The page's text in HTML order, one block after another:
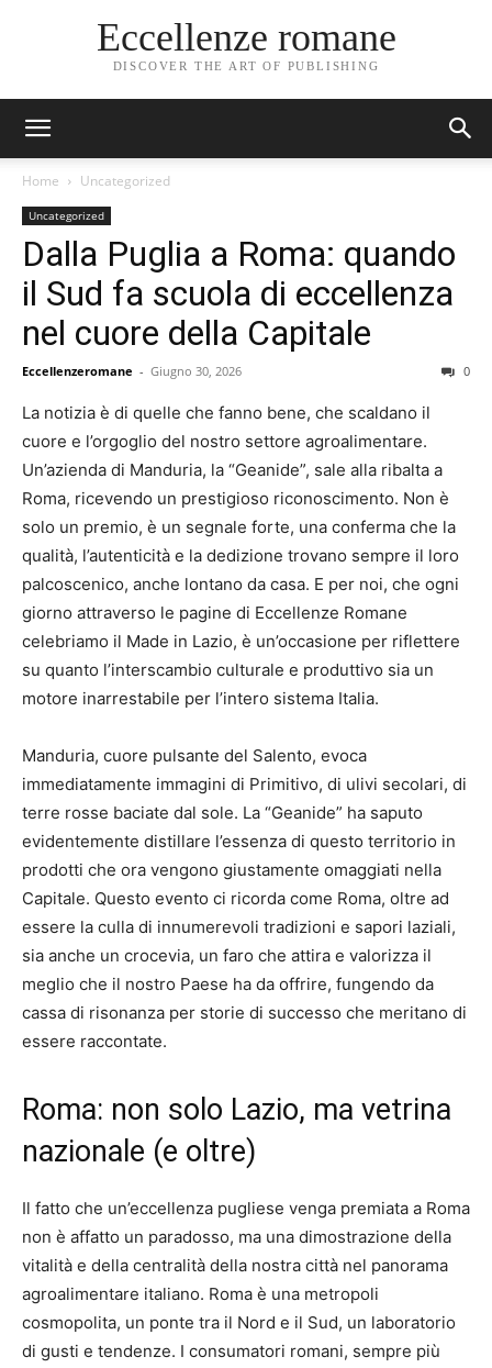
Eccellenze romane
DISCOVER THE ART OF PUBLISHING
Home Uncategorized
Uncategorized
Dalla Puglia a Roma: quando
il Sud fa scuola di eccellenza
nel cuore della Capitale
Eccellenzeromane - Giugno 30, 2026 0
La notizia è di quelle che fanno bene, che scaldano il
cuore e l’orgoglio del nostro settore agroalimentare.
Un’azienda di Manduria, la “Geanide”, sale alla ribalta a
Roma, ricevendo un prestigioso riconoscimento. Non è
solo un premio, è un segnale forte, una conferma che la
qualità, l’autenticità e la dedizione trovano sempre il loro
palcoscenico, anche lontano da casa. E per noi, che ogni
giorno attraverso le pagine di Eccellenze Romane
celebriamo il Made in Lazio, è un’occasione per riflettere
su quanto l’interscambio culturale e produttivo sia un
motore inarrestabile per l’intero sistema Italia.
Manduria, cuore pulsante del Salento, evoca
immediatamente immagini di Primitivo, di ulivi secolari, di
terre rosse baciate dal sole. La “Geanide” ha saputo
evidentemente distillare l’essenza di questo territorio in
prodotti che ora vengono giustamente omaggiati nella
Capitale. Questo evento ci ricorda come Roma, oltre ad
essere la culla di innumerevoli tradizioni e sapori laziali,
sia anche un crocevia, un faro che attira e valorizza il
meglio che il nostro Paese ha da offrire, fungendo da
cassa di risonanza per storie di successo che meritano di
essere raccontate.
Roma: non solo Lazio, ma vetrina
nazionale (e oltre)
Il fatto che un’eccellenza pugliese venga premiata a Roma
non è affatto un paradosso, ma una dimostrazione della
vitalità e della centralità della nostra città nel panorama
agroalimentare italiano. Roma è una metropoli
cosmopolita, un ponte tra il Nord e il Sud, un laboratorio
di gusti e tendenze. I consumatori romani, sempre più